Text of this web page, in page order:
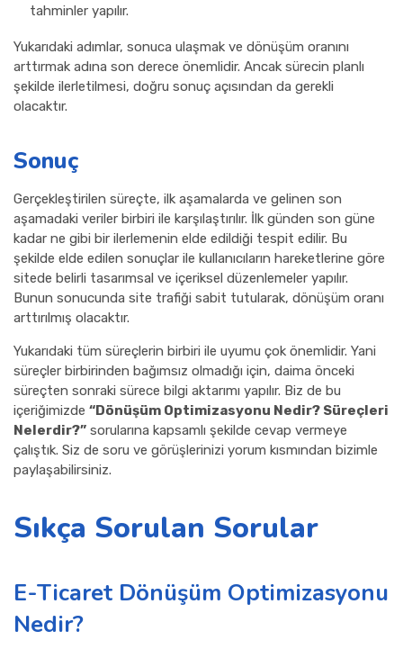
tahminler yapılır.
Yukarıdaki adımlar, sonuca ulaşmak ve dönüşüm oranını
arttırmak adına son derece önemlidir. Ancak sürecin planlı
şekilde ilerletilmesi, doğru sonuç açısından da gerekli
olacaktır.
Sonuç
Gerçekleştirilen süreçte, ilk aşamalarda ve gelinen son
aşamadaki veriler birbiri ile karşılaştırılır. İlk günden son güne
kadar ne gibi bir ilerlemenin elde edildiği tespit edilir. Bu
şekilde elde edilen sonuçlar ile kullanıcıların hareketlerine göre
sitede belirli tasarımsal ve içeriksel düzenlemeler yapılır.
Bunun sonucunda site trafiği sabit tutularak, dönüşüm oranı
arttırılmış olacaktır.
Yukarıdaki tüm süreçlerin birbiri ile uyumu çok önemlidir. Yani
süreçler birbirinden bağımsız olmadığı için, daima önceki
süreçten sonraki sürece bilgi aktarımı yapılır. Biz de bu
içeriğimizde “Dönüşüm Optimizasyonu Nedir? Süreçleri
Nelerdir?” sorularına kapsamlı şekilde cevap vermeye
çalıştık. Siz de soru ve görüşlerinizi yorum kısmından bizimle
paylaşabilirsiniz.
Sıkça Sorulan Sorular
E-Ticaret Dönüşüm Optimizasyonu
Nedir?